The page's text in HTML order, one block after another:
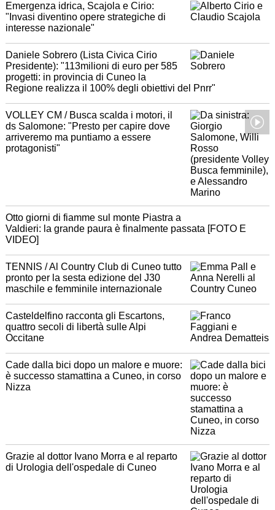
Emergenza idrica, Scajola e Cirio:
"Invasi diventino opere strategiche di
interesse nazionale"
Daniele Sobrero (Lista Civica Cirio
Presidente): "113milioni di euro per 585
progetti: in provincia di Cuneo la
Regione realizza il 100% degli obiettivi del Pnrr"
VOLLEY CM / Busca scalda i motori, il
ds Salomone: "Presto per capire dove
arriveremo ma puntiamo a essere
protagonisti"
Otto giorni di fiamme sul monte Piastra a
Valdieri: la grande paura è finalmente passata [FOTO E
VIDEO]
TENNIS / Al Country Club di Cuneo tutto
pronto per la sesta edizione del J30
maschile e femminile internazionale
Casteldelfino racconta gli Escartons,
quattro secoli di libertà sulle Alpi
Occitane
Cade dalla bici dopo un malore e muore:
è successo stamattina a Cuneo, in corso
Nizza
Grazie al dottor Ivano Morra e al reparto
di Urologia dell'ospedale di Cuneo